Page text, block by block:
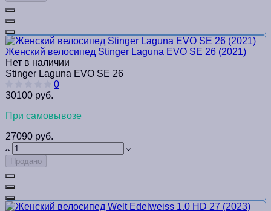
Женский велосипед Stinger Laguna EVO SE 26 (2021)
Нет в наличии
Stinger Laguna EVO SE 26
0
30100 руб.
При самовывозе
27090 руб.
Продано